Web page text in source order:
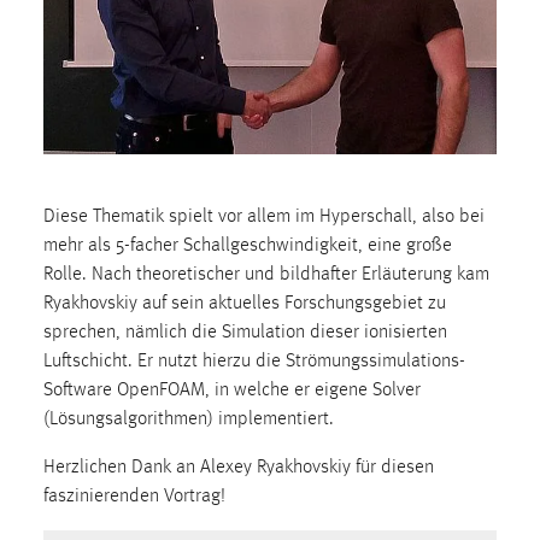
Diese Thematik spielt vor allem im Hyperschall, also bei
mehr als 5-facher Schallgeschwindigkeit, eine große
Rolle. Nach theoretischer und bildhafter Erläuterung kam
Ryakhovskiy auf sein aktuelles Forschungsgebiet zu
sprechen, nämlich die Simulation dieser ionisierten
Luftschicht. Er nutzt hierzu die Strömungssimulations-
Software OpenFOAM, in welche er eigene Solver
(Lösungsalgorithmen) implementiert.
Herzlichen Dank an Alexey Ryakhovskiy für diesen
faszinierenden Vortrag!
1 Jahr
Performance
Name:
Zweck:
Für performante Seitenauslieferung wird in diesem Cookie
Sprachpräferenz
Name:
Das Cookie speichert die gewählte Sprache der Website.